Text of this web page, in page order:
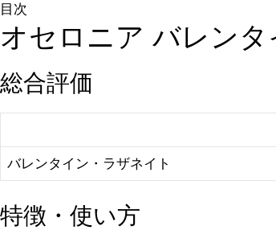
目次
オセロニア バレン
総合評価
バレンタイン・ラザネイト
特徴・使い方